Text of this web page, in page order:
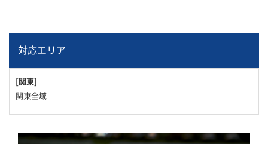
対応エリア
[関東]
関東全域